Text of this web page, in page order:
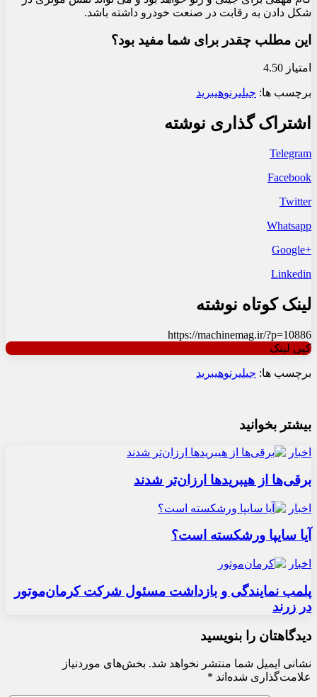
شکل دادن به رقابت در صنعت خودرو داشته باشد.
این مطلب چقدر برای شما مفید بود؟
امتیاز 4.50
برچسب ها: جیلیرنوهیبرید
اشتراک گذاری نوشته
Telegram
Facebook
Twitter
Whatsapp
+Google
Linkedin
لینک کوتاه نوشته
https://machinemag.ir/?p=10886
کپی لینک
برچسب ها: جیلیرنوهیبرید
بیشتر بخوانید
اخبار
برقی‌ها از هیبریدها ارزان‌تر شدند
اخبار
آیا سایپا ورشکسته است؟
اخبار
پلمب نمایندگی و بازداشت مسئول شرکت کرمان‌موتور
در زرند
دیدگاهتان را بنویسید
نشانی ایمیل شما منتشر نخواهد شد. بخش‌های موردنیاز
علامت‌گذاری شده‌اند *